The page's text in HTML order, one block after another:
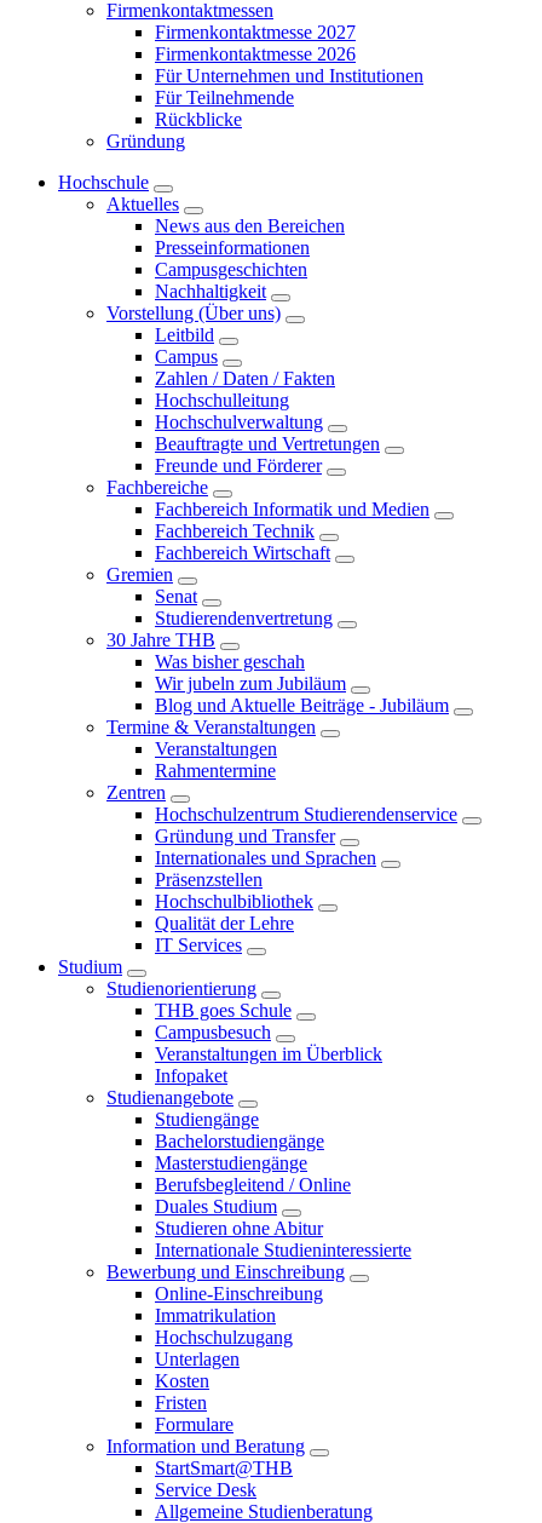
Firmenkontaktmessen
Firmenkontaktmesse 2027
Firmenkontaktmesse 2026
Für Unternehmen und Institutionen
Für Teilnehmende
Rückblicke
Gründung
Hochschule
Aktuelles
News aus den Bereichen
Presseinformationen
Campusgeschichten
Nachhaltigkeit
Vorstellung (Über uns)
Leitbild
Campus
Zahlen / Daten / Fakten
Hochschulleitung
Hochschulverwaltung
Beauftragte und Vertretungen
Freunde und Förderer
Fachbereiche
Fachbereich Informatik und Medien
Fachbereich Technik
Fachbereich Wirtschaft
Gremien
Senat
Studierendenvertretung
30 Jahre THB
Was bisher geschah
Wir jubeln zum Jubiläum
Blog und Aktuelle Beiträge - Jubiläum
Termine & Veranstaltungen
Veranstaltungen
Rahmentermine
Zentren
Hochschulzentrum Studierendenservice
Gründung und Transfer
Internationales und Sprachen
Präsenzstellen
Hochschulbibliothek
Qualität der Lehre
IT Services
Studium
Studienorientierung
THB goes Schule
Campusbesuch
Veranstaltungen im Überblick
Infopaket
Studienangebote
Studiengänge
Bachelorstudiengänge
Masterstudiengänge
Berufsbegleitend / Online
Duales Studium
Studieren ohne Abitur
Internationale Studieninteressierte
Bewerbung und Einschreibung
Online-Einschreibung
Immatrikulation
Hochschulzugang
Unterlagen
Kosten
Fristen
Formulare
Information und Beratung
StartSmart@THB
Service Desk
Allgemeine Studienberatung